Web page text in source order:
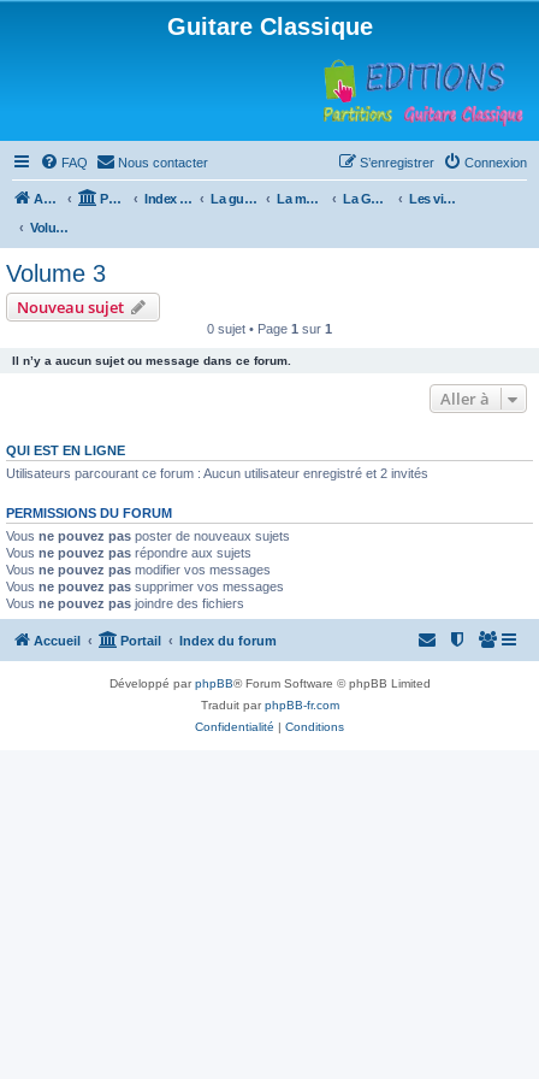
Guitare Classique
FAQ Nous contacter Connexion
S’enregistrer
Accueil Portail Index du forum La guitare : instrument, cours et théorie La méthode à Paulo La Guitare, Paulo da Fontoura
Les vidéos de la méthode
Volume 3
Volume 3
Nouveau sujet
0 sujet • Page 1 sur 1
Il n’y a aucun sujet ou message dans ce forum.
Aller à
QUI EST EN LIGNE
Utilisateurs parcourant ce forum : Aucun utilisateur enregistré et 2 invités
PERMISSIONS DU FORUM
Vous ne pouvez pas poster de nouveaux sujets
Vous ne pouvez pas répondre aux sujets
Vous ne pouvez pas modifier vos messages
Vous ne pouvez pas supprimer vos messages
Vous ne pouvez pas joindre des fichiers
Accueil Portail Index du forum
Développé parphpBB® Forum Software © phpBB Limited
Traduit parphpBB-fr.com
Confidentialité | Conditions